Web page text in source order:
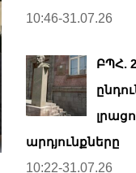
10:46-31.07.26
ԲՊՀ.
արդյունքները
10:22-31.07.26